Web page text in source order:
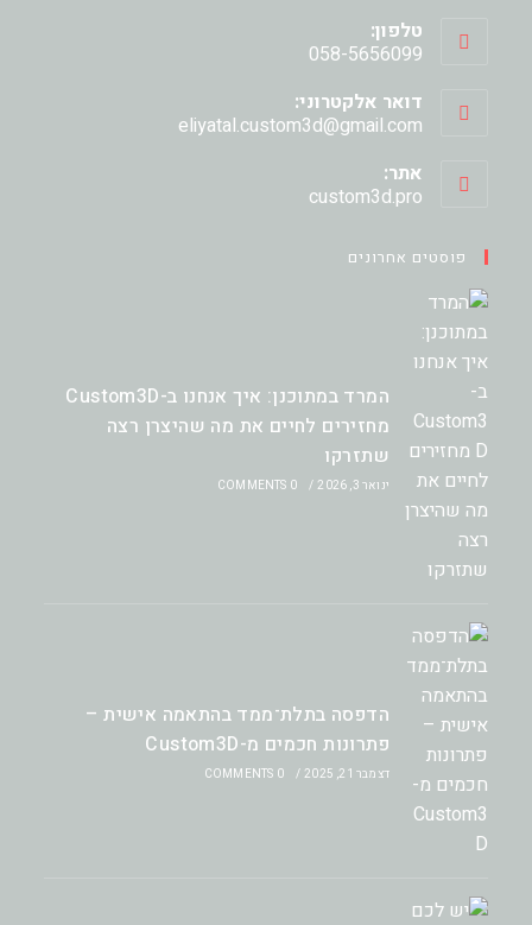
טלפון:
058-5656099
דואר אלקטרוני:
eliyatal.custom3d@gmail.com
אתר:
custom3d.pro
פוסטים אחרונים
המרד במתוכנן: איך אנחנו ב-Custom3D
מחזירים לחיים את מה שהיצרן רצה
שתזרקו
ינואר 3, 2026 /
0 COMMENTS
הדפסה בתלת־ממד בהתאמה אישית –
פתרונות חכמים מ-Custom3D
דצמבר 21, 2025 /
0 COMMENTS